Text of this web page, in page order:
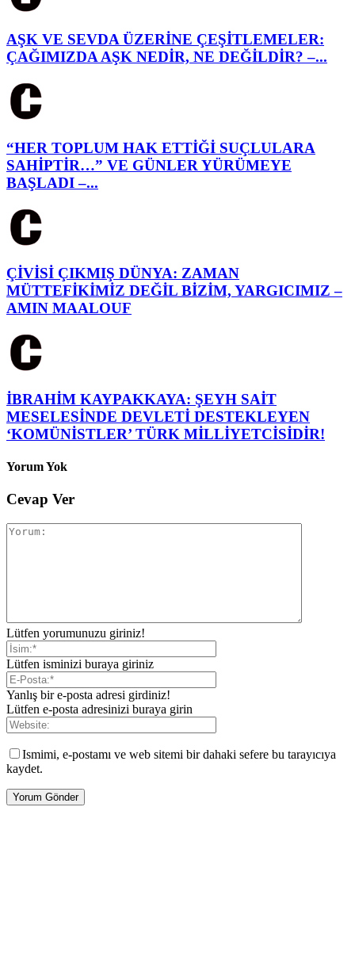
AŞK VE SEVDA ÜZERİNE ÇEŞİTLEMELER:
ÇAĞIMIZDA AŞK NEDİR, NE DEĞİLDİR? –...
“HER TOPLUM HAK ETTİĞİ SUÇLULARA
SAHİPTİR…” VE GÜNLER YÜRÜMEYE
BAŞLADI –...
ÇİVİSİ ÇIKMIŞ DÜNYA: ZAMAN
MÜTTEFİKİMİZ DEĞİL BİZİM, YARGICIMIZ –
AMIN MAALOUF
İBRAHİM KAYPAKKAYA: ŞEYH SAİT
MESELESİNDE DEVLETİ DESTEKLEYEN
‘KOMÜNİSTLER’ TÜRK MİLLİYETCİSİDİR!
Yorum Yok
Cevap Ver
Lütfen yorumunuzu giriniz!
Lütfen isminizi buraya giriniz
Yanlış bir e-posta adresi girdiniz!
Lütfen e-posta adresinizi buraya girin
Ismimi, e-postamı ve web sitemi bir dahaki sefere bu tarayıcıya
kaydet.